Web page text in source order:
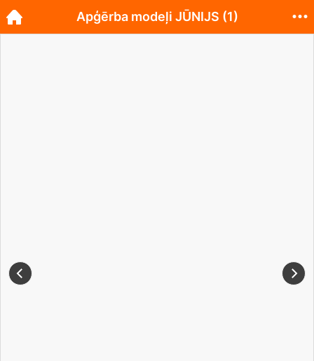
Apģērba modeļi JŪNIJS (1)